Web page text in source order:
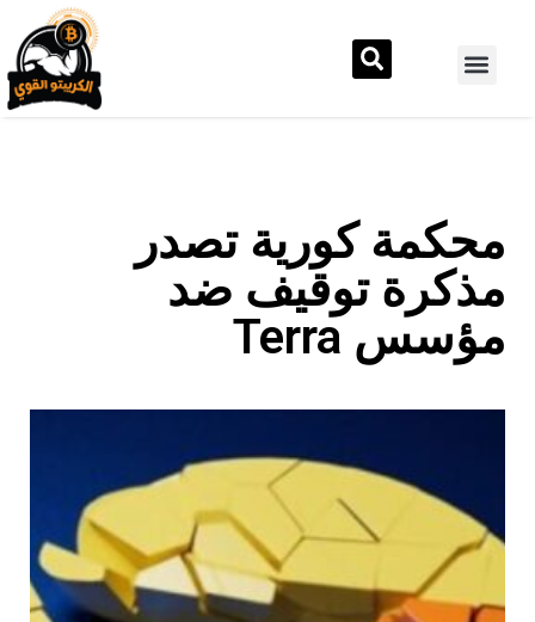
محكمة كورية تصدر
مذكرة توقيف ضد
مؤسس Terra